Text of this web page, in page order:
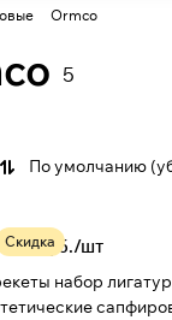
Ormco
5
По умолчанию
Скидка
415 руб./шт
набор